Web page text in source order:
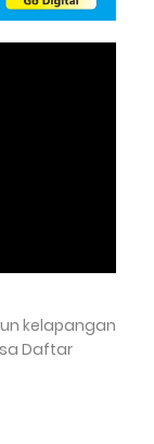
kelapangan
Daftar